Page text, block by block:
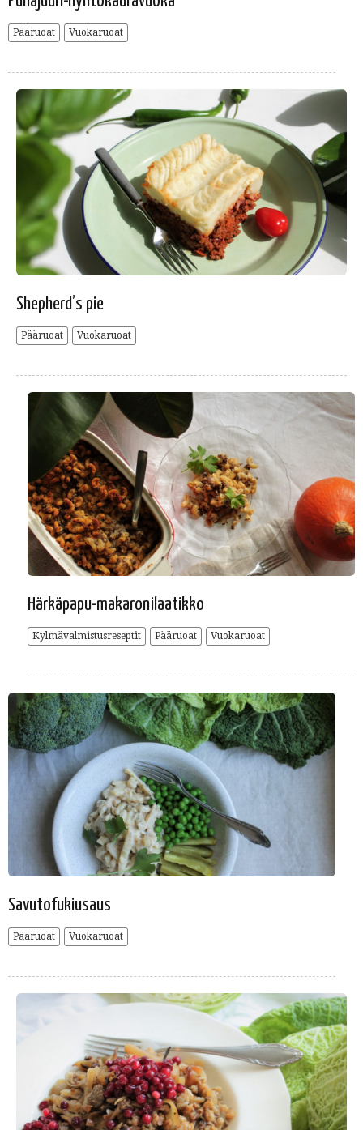
Pääruoat Vuokaruoat
Shepherd’s pie
Pääruoat Vuokaruoat
Härkäpapu-makaronilaatikko
Kylmävalmistusreseptit Pääruoat Vuokaruoat
Savutofukiusaus
Pääruoat Vuokaruoat